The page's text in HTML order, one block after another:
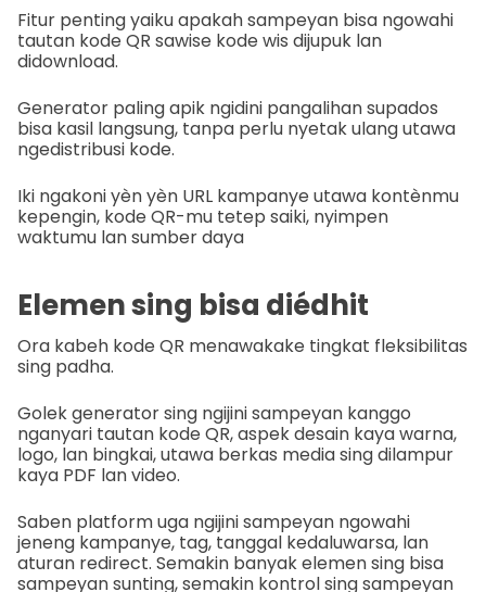
Fitur penting yaiku apakah sampeyan bisa ngowahi
tautan kode QR sawise kode wis dijupuk lan
didownload.
Generator paling apik ngidini pangalihan supados
bisa kasil langsung, tanpa perlu nyetak ulang utawa
ngedistribusi kode.
Iki ngakoni yèn yèn URL kampanye utawa kontènmu
kepengin, kode QR-mu tetep saiki, nyimpen
waktumu lan sumber daya
Elemen sing bisa diédhit
Ora kabeh kode QR menawakake tingkat fleksibilitas
sing padha.
Golek generator sing ngijini sampeyan kanggo
nganyari tautan kode QR, aspek desain kaya warna,
logo, lan bingkai, utawa berkas media sing dilampur
kaya PDF lan video.
Saben platform uga ngijini sampeyan ngowahi
jeneng kampanye, tag, tanggal kedaluwarsa, lan
aturan redirect. Semakin banyak elemen sing bisa
sampeyan sunting, semakin kontrol sing sampeyan